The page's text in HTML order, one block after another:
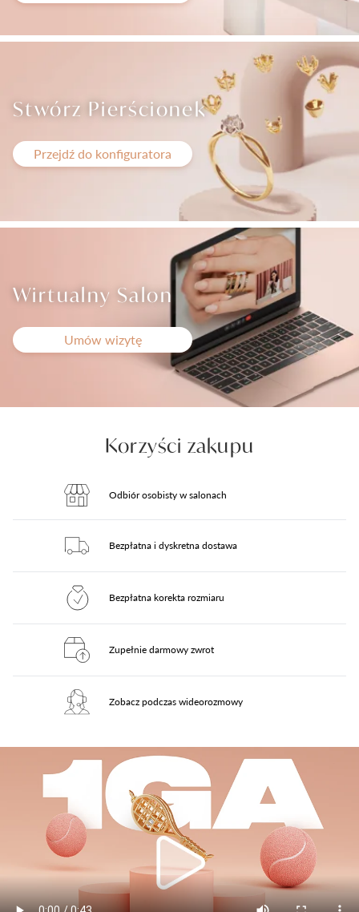
Stwórz Pierścionek
Przejdź do konfiguratora
Wirtualny Salon
Umów wizytę
Korzyści zakupu
Odbiór osobisty w salonach
Bezpłatna i dyskretna dostawa
Bezpłatna korekta rozmiaru
Zupełnie darmowy zwrot
Zobacz podczas wideorozmowy